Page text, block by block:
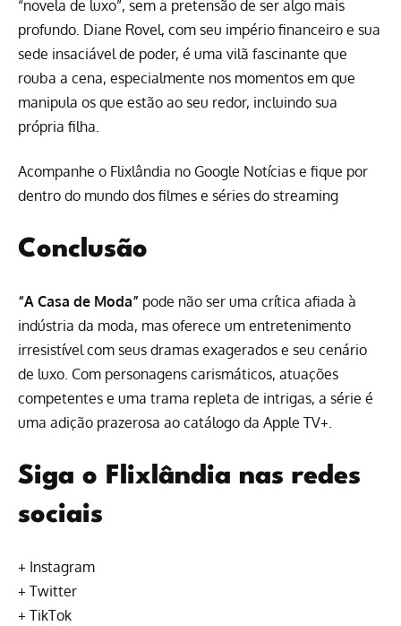
“novela de luxo”, sem a pretensão de ser algo mais
profundo. Diane Rovel, com seu império financeiro e sua
sede insaciável de poder, é uma vilã fascinante que
rouba a cena, especialmente nos momentos em que
manipula os que estão ao seu redor, incluindo sua
própria filha.
Acompanhe o Flixlândia no Google Notícias e fique por
dentro do mundo dos filmes e séries do streaming
Conclusão
“A Casa de Moda” pode não ser uma crítica afiada à
indústria da moda, mas oferece um entretenimento
irresistível com seus dramas exagerados e seu cenário
de luxo. Com personagens carismáticos, atuações
competentes e uma trama repleta de intrigas, a série é
uma adição prazerosa ao catálogo da Apple TV+.
Siga o Flixlândia nas redes
sociais
+ Instagram
+ Twitter
+ TikTok